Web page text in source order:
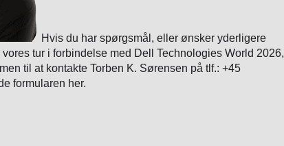
Hvis du har spørgsmål, eller ønsker yderligere
tur i forbindelse med Dell Technologies World 2026,
til at kontakte Torben K. Sørensen på tlf.: +45
formularen her.